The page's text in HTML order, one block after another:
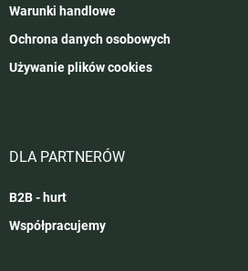
Warunki handlowe
Ochrona danych osobowych
Używanie plików cookies
DLA PARTNERÓW
B2B - hurt
Współpracujemy